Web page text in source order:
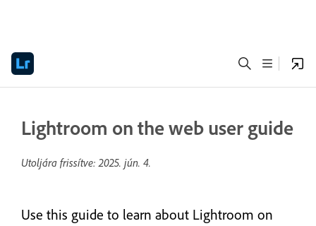
Lightroom on the web user guide
Utoljára frissítve:2025. jún. 4.
Use this guide to learn about Lightroom on